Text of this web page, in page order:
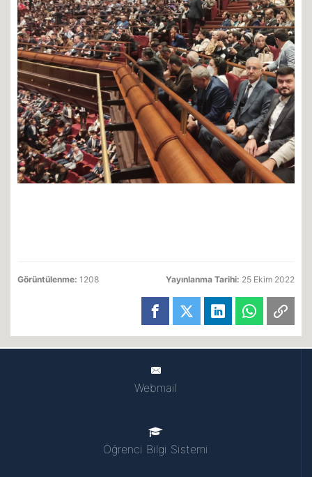
Görüntülenme: 1208 Yayınlanma Tarihi: 25 Ekim 2022
Webmail
Öğrenci Bilgi Sistemi